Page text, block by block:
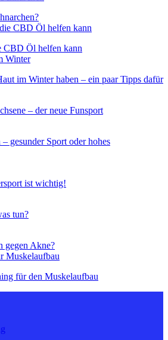
CBD Öl helfen kann
im Winter haben – ein paar Tipps dafür
– der neue Funsport
gesunder Sport oder hohes
ist wichtig!
tun?
gegen Akne?
für den Muskelaufbau